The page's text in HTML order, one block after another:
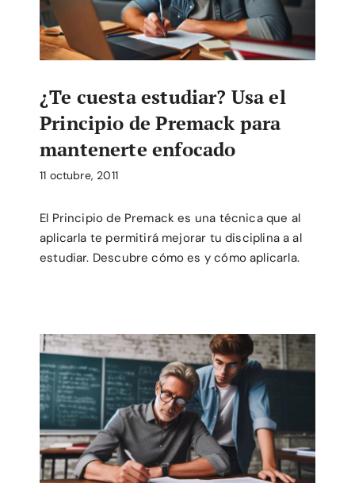
¿Te cuesta estudiar? Usa el
Principio de Premack para
mantenerte enfocado
11 octubre, 2011
El Principio de Premack es una técnica que al
aplicarla te permitirá mejorar tu disciplina a al
estudiar. Descubre cómo es y cómo aplicarla.